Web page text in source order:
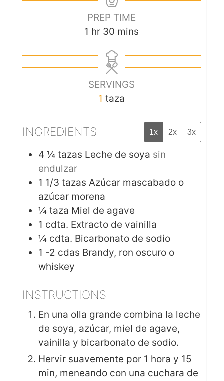
PREP TIME
1 hr 30 mins
SERVINGS
1 taza
INGREDIENTS 1x 2x 3x
4 ¼ tazas Leche de soya sin
endulzar
1 1/3 tazas Azúcar mascabado o
azúcar morena
¼ taza Miel de agave
1 cdta. Extracto de vainilla
¼ cdta. Bicarbonato de sodio
1 -2 cdas Brandy, ron oscuro o
whiskey
INSTRUCTIONS
En una olla grande combina la leche
de soya, azúcar, miel de agave,
vainilla y bicarbonato de sodio.
Hervir suavemente por 1 hora y 15
min, meneando con una cuchara de